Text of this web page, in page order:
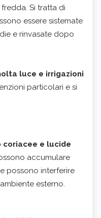
Si tratta di
essere sistemate
e rinvasate dopo
luce e irrigazioni
particolari e si
coriacee e lucide
accumulare
possono interferire
esterno.